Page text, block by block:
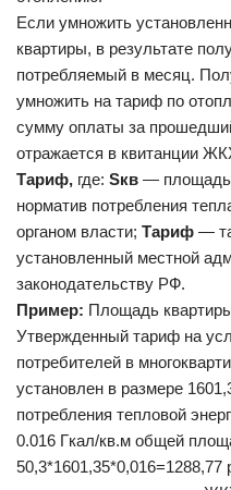
Если умножить
квартиры, в результате
потребляемый в месяц.
умножить на тариф по
сумму оплаты за
отражается в квитанции
Тариф, где: Sкв — площадь
норматив потребления
органом власти; Тариф —
установленный местной
законодательству РФ.
Пример: Площадь
Утвержденный тариф на
потребителей в
установлен в размере
потребления тепловой
0.016 Гкал/кв.м общей
50,3*1601,35*0,016=1288,77